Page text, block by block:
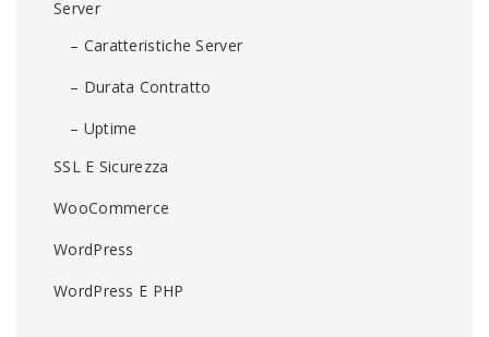
Server
– Caratteristiche Server
– Durata Contratto
– Uptime
SSL E Sicurezza
WooCommerce
WordPress
WordPress E PHP